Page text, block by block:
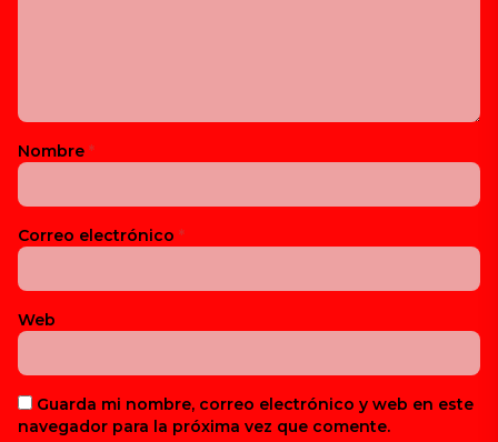
Nombre *
Correo electrónico *
Web
Guarda mi nombre, correo electrónico y web en este
navegador para la próxima vez que comente.